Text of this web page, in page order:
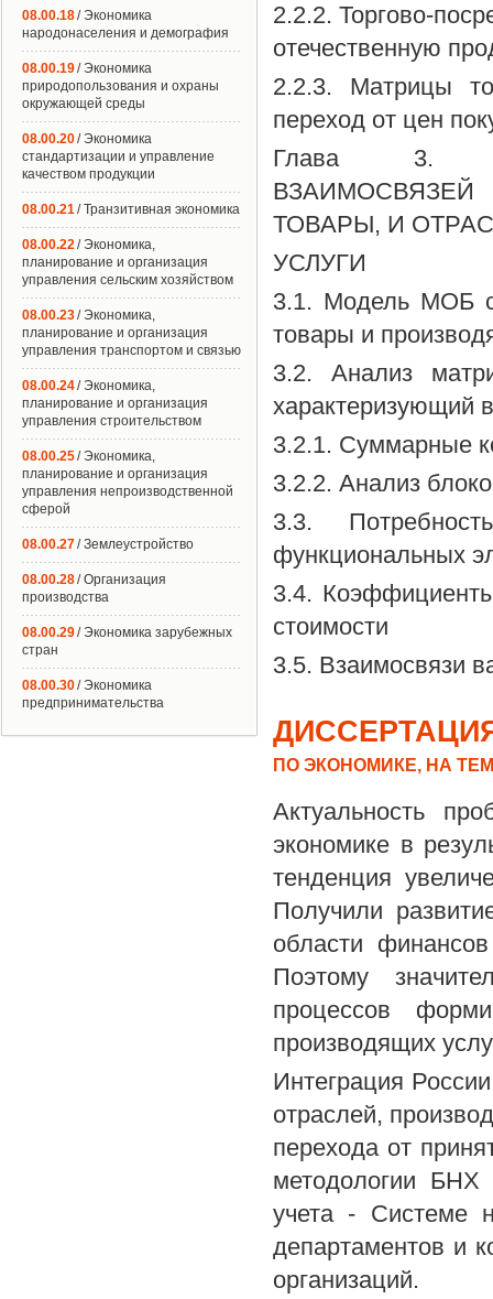
2.2.2. Торгово-
отечественную
2.2.3. Матрицы
переход от цен
Глава 3.
ТОВАРЫ, И
УСЛУГИ
3.1. Модель МОБ с
товары и
3.2. Анализ
характеризующий
3.2.1. Суммарные
3.2.2. Анализ
3.3.
функциональных
3.4.
стоимости
3.5. Взаимосвязи
ПО ЭКОНОМИКЕ, НА
Актуальность
экономике в
тенденция
Получили
области
Поэтому
процессов
производящих
Интеграция
отраслей,
перехода от
методологии БНХ
учета - Системе
департаментов и
организаций.
08.00.18/ Экономика
народонаселения и демография
08.00.19/ Экономика
природопользования и охраны
окружающей среды
08.00.20/ Экономика
стандартизации и управление
качеством продукции
08.00.21/ Транзитивная экономика
08.00.22/ Экономика,
планирование и организация
управления сельским хозяйством
08.00.23/ Экономика,
планирование и организация
управления транспортом и связью
08.00.24/ Экономика,
планирование и организация
управления строительством
08.00.25/ Экономика,
планирование и организация
управления непроизводственной
сферой
08.00.27/ Землеустройство
08.00.28/ Организация
производства
08.00.29/ Экономика зарубежных
стран
08.00.30/ Экономика
предпринимательства